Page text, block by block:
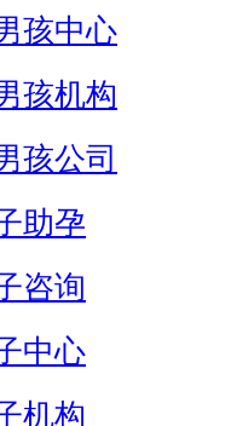
孩中心
孩机构
孩公司
助孕
咨询
中心
机构